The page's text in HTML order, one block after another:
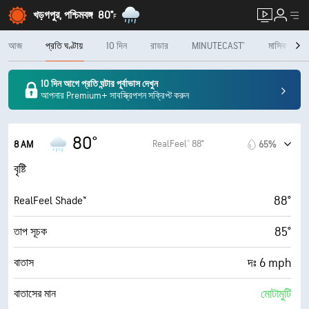
খড়গপুর, পশ্চিমবঙ্গ 80°F
আজ প্রতি ঘণ্টায় 10 দিন রাডার MINUTECAST® মাসিক
10 দিন আগে প্রতি ঘন্টার পূর্বাভাস দেখুন
আপনার Premium+ সাবস্ক্রিপশন সক্রিপ্ট করুন
8 AM 80° RealFeel® 88° 65%
বৃষ্টি
RealFeel Shade™ 88°
তাপ সূচক 85°
বাতাস দঃ 6 mph
বাতাসের মান মোটামুটি